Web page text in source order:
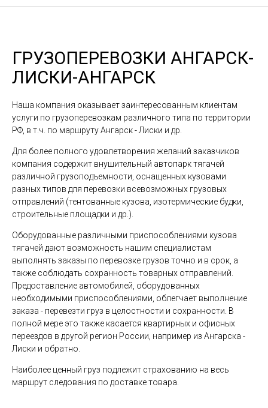
ГРУЗОПЕРЕВОЗКИ АНГАРСК-
ЛИСКИ-АНГАРСК
Наша компания оказывает заинтересованным клиентам
услуги по грузоперевозкам различного типа по территории
РФ, в т.ч. по маршруту Ангарск - Лиски и др.
Для более полного удовлетворения желаний заказчиков
компания содержит внушительный автопарк тягачей
различной грузоподъемности, оснащенных кузовами
разных типов для перевозки всевозможных грузовых
отправлений (тентованные кузова, изотермические будки,
строительные площадки и др.).
Оборудованные различными приспособлениями кузова
тягачей дают возможность нашим специалистам
выполнять заказы по перевозке грузов точно и в срок, а
также соблюдать сохранность товарных отправлений.
Предоставление автомобилей, оборудованных
необходимыми приспособлениями, облегчает выполнение
заказа - перевезти груз в целостности и сохранности. В
полной мере это также касается квартирных и офисных
переездов в другой регион России, например из Ангарска -
Лиски и обратно.
Наиболее ценный груз подлежит страхованию на весь
маршрут следования по доставке товара.